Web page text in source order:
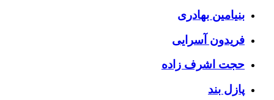
بنیامین بهادری
فریدون آسرایی
حجت اشرف زاده
پازل بند